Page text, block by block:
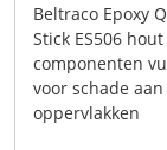
Beltraco Epoxy
Stick ES506
componenten
voor schade
oppervlakken